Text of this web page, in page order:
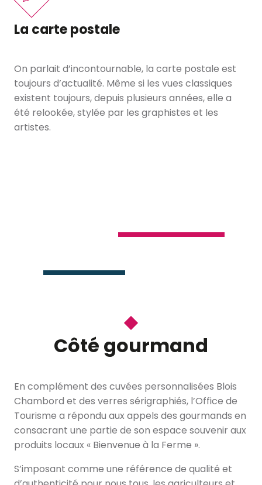
La carte postale
On parlait d’incontournable, la carte postale est
toujours d’actualité. Même si les vues classiques
existent toujours, depuis plusieurs années, elle a
été relookée, stylée par les graphistes et les
artistes.
Côté gourmand
En complément des cuvées personnalisées Blois
Chambord et des verres sérigraphiés, l’Office de
Tourisme a répondu aux appels des gourmands en
consacrant une partie de son espace souvenir aux
produits locaux « Bienvenue à la Ferme ».
S’imposant comme une référence de qualité et